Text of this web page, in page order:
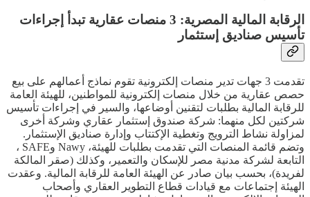
الرقابة المالية المصرية: 3 منصات عقارية تبدأ إجراءات
تأسيس صناديق إستثمار
تقدمت 3 جهات تدير منصات إلكترونية تقوم نماذج أعمالهم على بيع
حصص عقارية من خلال منصات إلكترونية للمواطنين، للهيئة العامة
للرقابة المالية بطلبات لتقنين أوضاعها، والسير في إجراءات تأسيس
شركتين لكل منهما: شركة صندوق إستثمار عقاري وشركة أخرى
لمزاولة نشاط الترويج وتغطية الإكتتاب وإدارة صناديق الإستثمار.
وتضم قائمة المنصات التي تقدمت بطلبات للهيئة، Nawy وSAFE ،
التابعة لشركة مدنية مصر للإسكان والتعمير، وكذلك (صقر المالكة
لفريدة)، بحسب بيان صادر عن الهيئة العامة للرقابة المالية. وعقدت
الهيئة إجتماعات مع قيادات قطاع التطوير العقاري وأصحاب